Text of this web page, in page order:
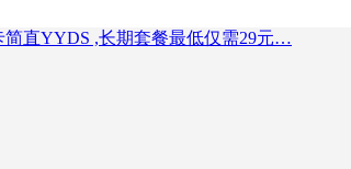
简直YYDS ,长期套餐最低仅需29元…